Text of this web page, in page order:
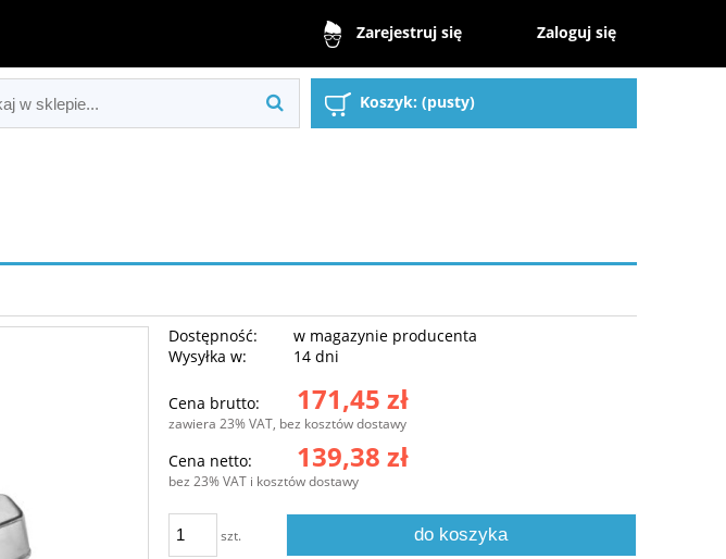
Zarejestruj się Zaloguj się
Koszyk: (pusty)
Dostępność:
w magazynie producenta
Wysyłka w:
14 dni
Cena brutto: 171,45 zł
zawiera 23% VAT, bez kosztów dostawy
Cena netto: 139,38 zł
bez 23% VAT i kosztów dostawy
szt. do koszyka